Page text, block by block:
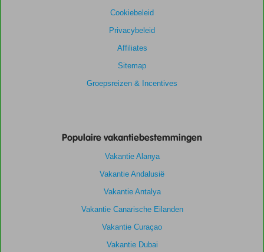
Cookiebeleid
Privacybeleid
Affiliates
Sitemap
Groepsreizen & Incentives
Populaire vakantiebestemmingen
Vakantie Alanya
Vakantie Andalusië
Vakantie Antalya
Vakantie Canarische Eilanden
Vakantie Curaçao
Vakantie Dubai